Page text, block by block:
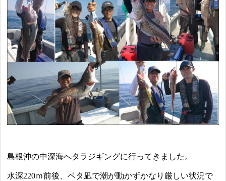
島根沖の中深海へタラジギングに行ってきました。
水深220ｍ前後、ベタ凪で潮が動かずかなり厳しい状況で